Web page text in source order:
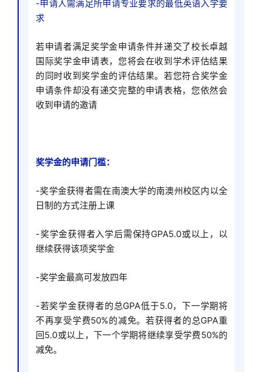
-申请人需满足所申请专业要求的最低英语入学要
求
若申请者满足奖学金申请条件并递交了校长卓越
国际奖学金申请表，您将会在收到学术评估结果
的同时收到奖学金的评估结果。若您符合奖学金
申请条件却没有递交完整的申请表格，您依然会
收到申请的邀请
奖学金的申请门槛：
-奖学金获得者需在南澳大学的南澳州校区内以全
日制的方式注册上课
-奖学金获得者入学后需保持GPA5.0或以上，以
继续获得该项奖学金
-奖学金最高可发放四年
-若奖学金获得者的总GPA低于5.0，下一学期将
不再享受学费50%的减免。若获得者的总GPA重
回5.0或以上，下一个学期将继续享受学费50%的
减免。